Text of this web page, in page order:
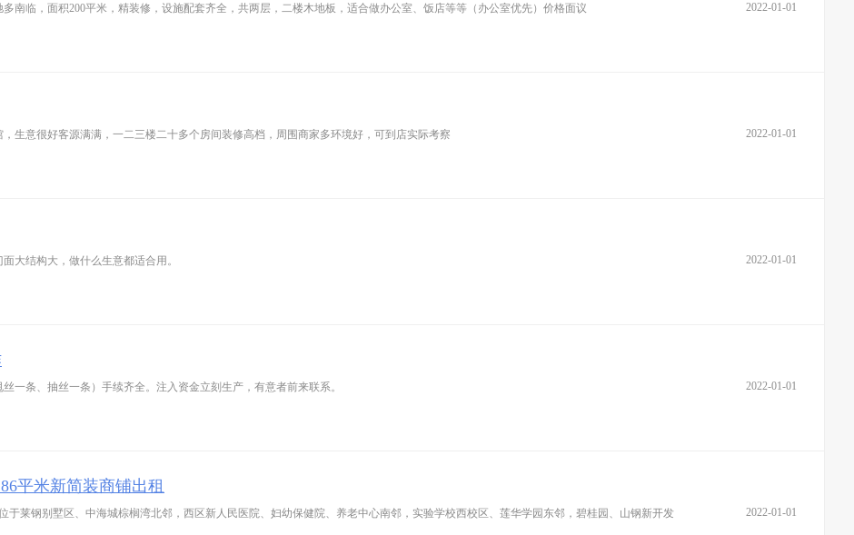
2022-01-01
南临，面积200平米，精装修，设施配套齐全，共两层，二楼木地板，适合做办公室、饭店等等（办公室优先）价格面议
2022-01-01
生意很好客源满满，一二三楼二十多个房间装修高档，周围商家多环境好，可到店实际考察
2022-01-01
大结构大，做什么生意都适合用。
2022-01-01
一条、抽丝一条）手续齐全。注入资金立刻生产，有意者前来联系。
2022-01-01
平米新简装商铺出租
于莱钢别墅区、中海城棕榈湾北邻，西区新人民医院、妇幼保健院、养老中心南邻，实验学校西校区、莲华学园东邻，碧桂园、山钢新开发